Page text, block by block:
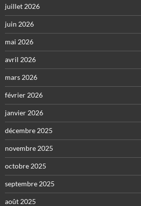
juillet 2026
juin 2026
mai 2026
avril 2026
mars 2026
février 2026
janvier 2026
décembre 2025
novembre 2025
octobre 2025
septembre 2025
août 2025